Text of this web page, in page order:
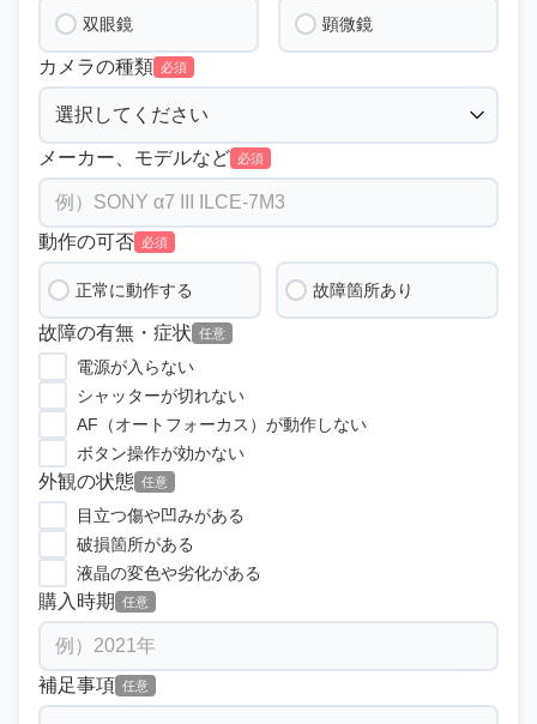
双眼鏡 顕微鏡
カメラの種類 必須
メーカー、モデルなど 必須
動作の可否 必須
正常に動作する 故障箇所あり
故障の有無・症状 任意
電源が入らない
シャッターが切れない
AF（オートフォーカス）が動作しない
ボタン操作が効かない
外観の状態 任意
目立つ傷や凹みがある
破損箇所がある
液晶の変色や劣化がある
購入時期 任意
補足事項 任意